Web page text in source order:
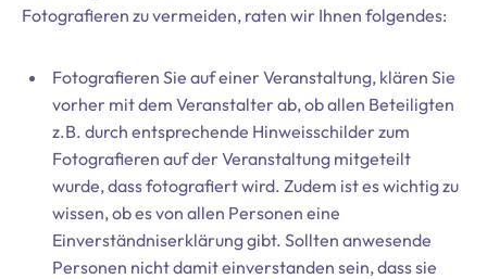
Fotografieren zu vermeiden, raten wir Ihnen folgendes:
Fotografieren Sie auf einer Veranstaltung, klären Sie
vorher mit dem Veranstalter ab, ob allen Beteiligten
z.B. durch entsprechende Hinweisschilder zum
Fotografieren auf der Veranstaltung mitgeteilt
wurde, dass fotografiert wird. Zudem ist es wichtig zu
wissen, ob es von allen Personen eine
Einverständniserklärung gibt. Sollten anwesende
Personen nicht damit einverstanden sein, dass sie